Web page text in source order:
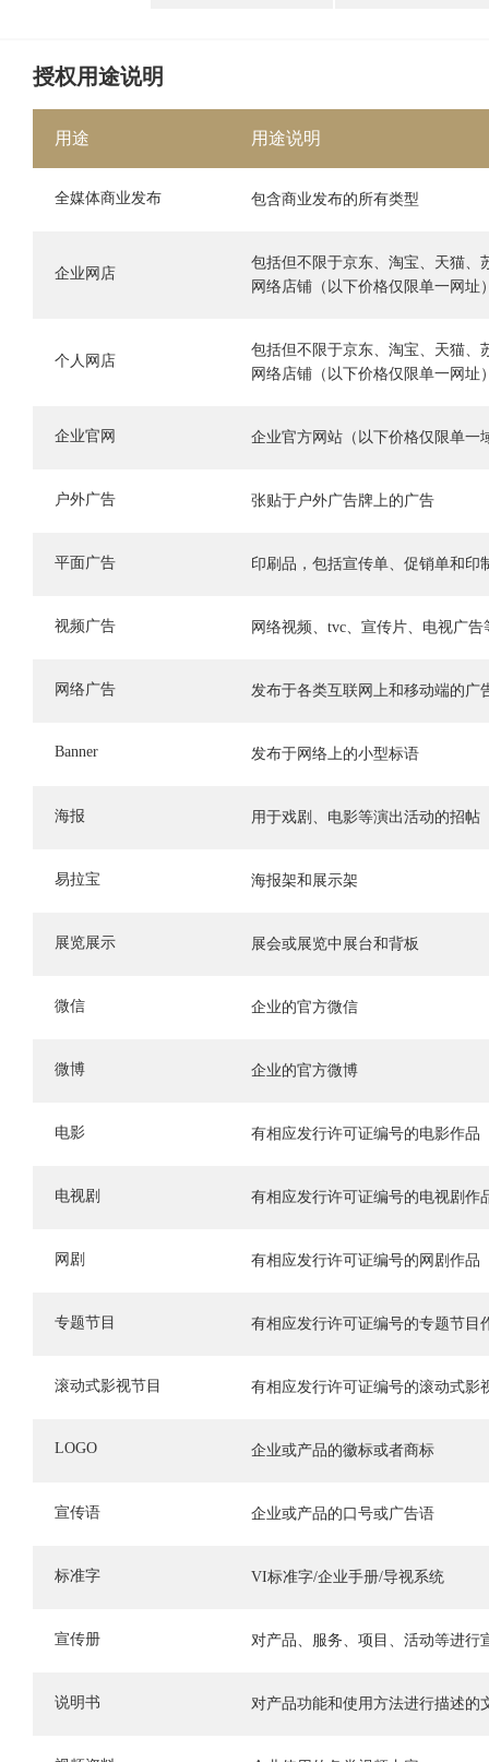
授权用途说明
用途 用途说明
全媒体商业发布 包含商业发布的所有类型
企业网店
包括但不限于京东、淘宝、天猫、
网络店铺（以下价格仅限单一网址
个人网店
包括但不限于京东、淘宝、天猫、
网络店铺（以下价格仅限单一网址
企业官网 企业官方网站（以下价格仅限单一
户外广告 张贴于户外广告牌上的广告
平面广告 印刷品，包括宣传单、促销单和印
视频广告 网络视频、tvc、宣传片、电视广告
网络广告 发布于各类互联网上和移动端的广
Banner 发布于网络上的小型标语
海报 用于戏剧、电影等演出活动的招帖
易拉宝 海报架和展示架
展览展示 展会或展览中展台和背板
微信 企业的官方微信
微博 企业的官方微博
电影 有相应发行许可证编号的电影作品
电视剧 有相应发行许可证编号的电视剧作
网剧 有相应发行许可证编号的网剧作品
专题节目 有相应发行许可证编号的专题节目
滚动式影视节目 有相应发行许可证编号的滚动式影
LOGO 企业或产品的徽标或者商标
宣传语 企业或产品的口号或广告语
标准字 VI标准字/企业手册/导视系统
宣传册 对产品、服务、项目、活动等进行
说明书 对产品功能和使用方法进行描述的